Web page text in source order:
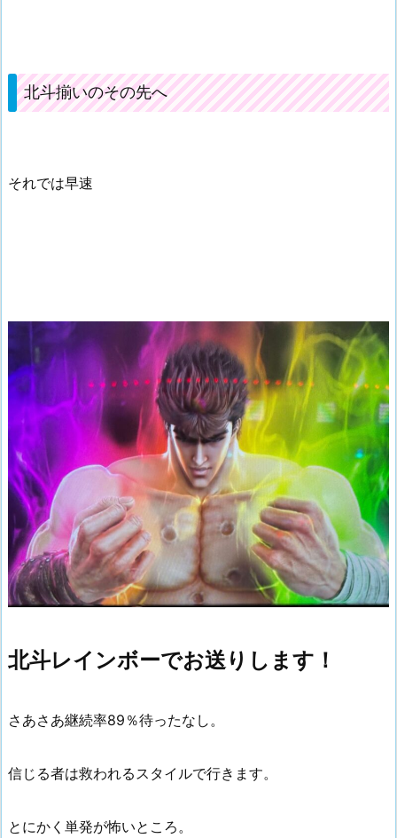
北斗揃いのその先へ
それでは早速
北斗レインボーでお送りします！
さあさあ継続率89％待ったなし。
信じる者は救われるスタイルで行きます。
とにかく単発が怖いところ。